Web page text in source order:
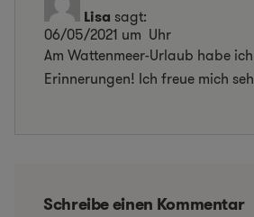
Lisa sagt:
06/05/2021 um Uhr
Am Wattenmeer-Urlaub habe
Erinnerungen! Ich freue mich
Schreibe einen Kommentar